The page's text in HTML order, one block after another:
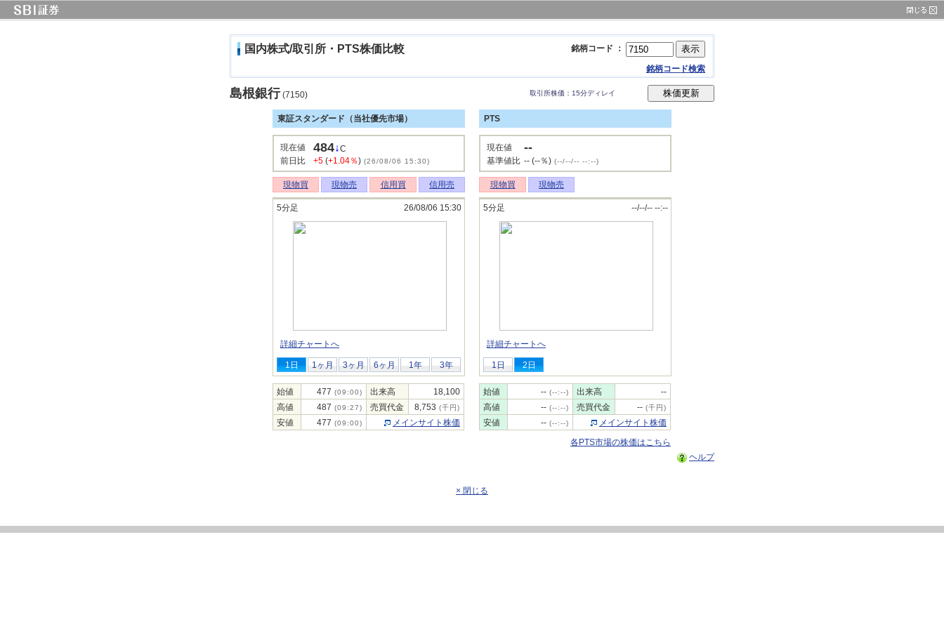
国内株式/取引所・PTS株価比較 銘柄コード ：
銘柄コード検索
島根銀行(7150) 取引所株価：15分ディレイ
東証スタンダード（当社優先市場）
現在値 484↓C
前日比
+5 (+1.04％) (26/08/06 15:30)
現物買 現物売 信用買 信用売
5分足 26/08/06 15:30
詳細チャートへ
1日 1ヶ月 3ヶ月 6ヶ月 1年 3年
始値 477 (09:00) 出来高
18,100
高値
487 (09:27) 売買代金 8,753 (千円)
安値 477 (09:00) メインサイト株価
PTS
現在値 --
基準値比 -- (--％) (--/--/-- --:--)
現物買 現物売
5分足 --/--/-- --:--
詳細チャートへ
1日 2日
始値 -- (--:--) 出来高
--
高値
-- (--:--) 売買代金 -- (千円)
安値 -- (--:--)
メインサイト株価
各PTS市場の株価はこちら
ヘルプ
× 閉じる